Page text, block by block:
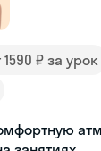
1590 ₽ за урок